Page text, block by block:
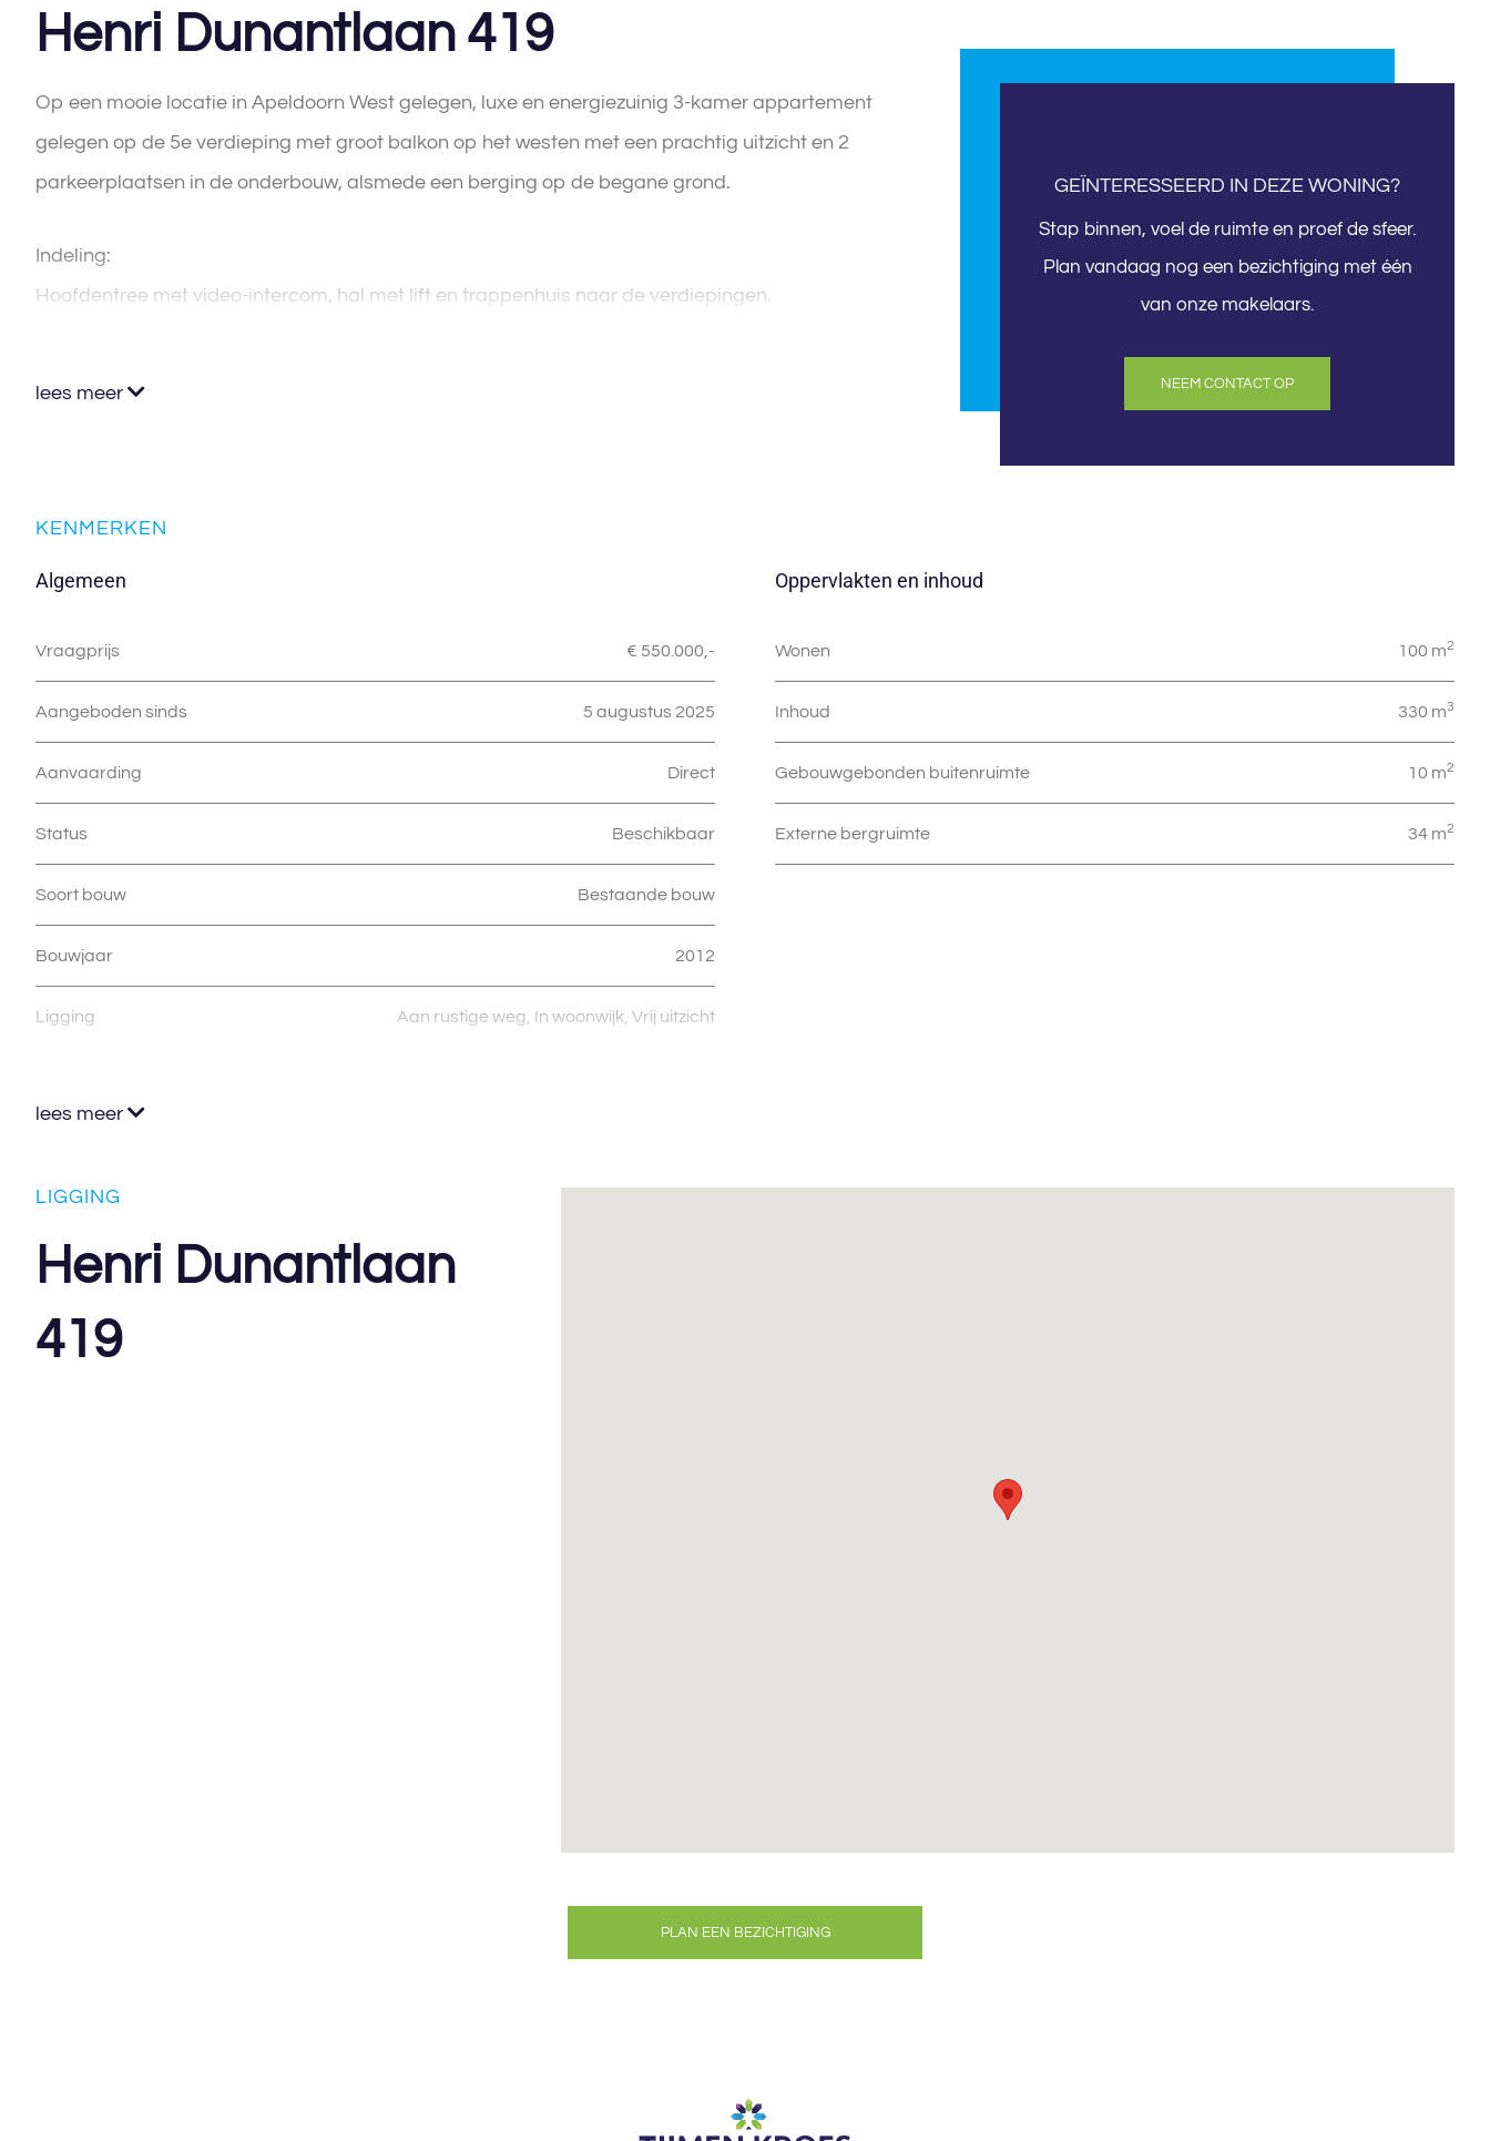
Henri Dunantlaan 419
Op een mooie locatie in Apeldoorn West gelegen, luxe en energiezuinig 3-kamer appartement
gelegen op de 5e verdieping met groot balkon op het westen met een prachtig uitzicht en 2
parkeerplaatsen in de onderbouw, alsmede een berging op de begane grond.
Indeling:
Hoofdentree met video-intercom, hal met lift en trappenhuis naar de verdiepingen.
lees meer
GEÏNTERESSEERD IN DEZE WONING?
Stap binnen, voel de ruimte en proef de sfeer.
Plan vandaag nog een bezichtiging met één
van onze makelaars.
NEEM CONTACT OP
KENMERKEN
Algemeen
Vraagprijs € 550.000,-
Aangeboden sinds 5 augustus 2025
Aanvaarding Direct
Status Beschikbaar
Soort bouw Bestaande bouw
Bouwjaar 2012
Ligging Aan rustige weg, In woonwijk, Vrij uitzicht
Oppervlakten en inhoud
Wonen 100 m2
Inhoud 330 m3
Gebouwgebonden buitenruimte 10 m2
Externe bergruimte 34 m2
lees meer
LIGGING
Henri Dunantlaan
419
PLAN EEN BEZICHTIGING